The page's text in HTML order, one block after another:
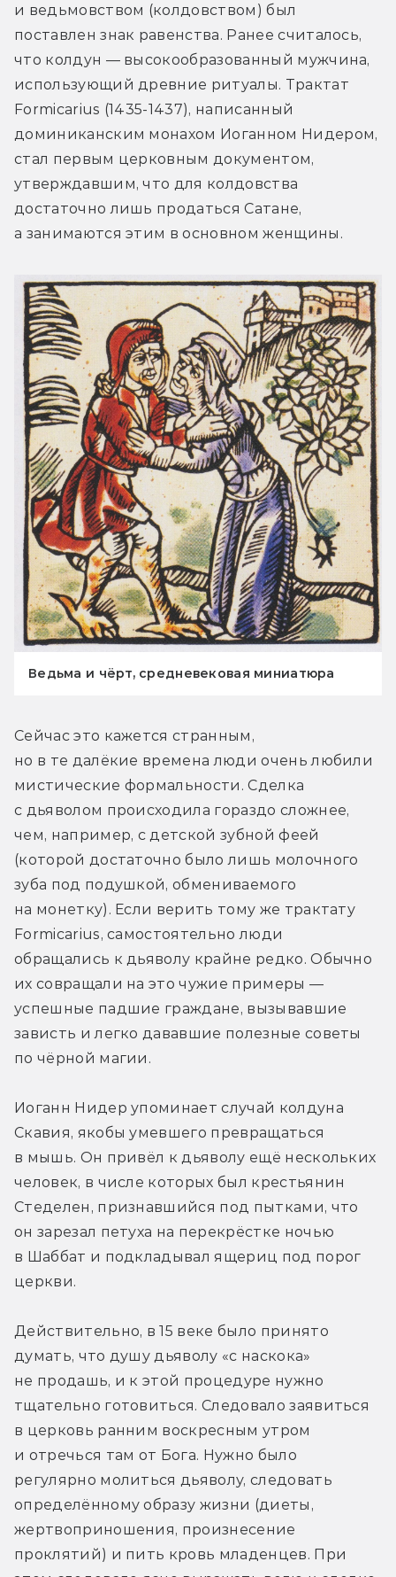
и ведьмовством (колдовством) был
поставлен знак равенства. Ранее считалось,
что колдун — высокообразованный мужчина,
использующий древние ритуалы. Трактат
Formicarius (1435-1437), написанный
доминиканским монахом Иоганном Нидером,
стал первым церковным документом,
утверждавшим, что для колдовства
достаточно лишь продаться Сатане,
а занимаются этим в основном женщины.
Ведьма и чёрт, средневековая миниатюра
Сейчас это кажется странным,
но в те далёкие времена люди очень любили
мистические формальности. Сделка
с дьяволом происходила гораздо сложнее,
чем, например, с детской зубной феей
(которой достаточно было лишь молочного
зуба под подушкой, обмениваемого
на монетку). Если верить тому же трактату
Formicarius, самостоятельно люди
обращались к дьяволу крайне редко. Обычно
их совращали на это чужие примеры —
успешные падшие граждане, вызывавшие
зависть и легко дававшие полезные советы
по чёрной магии.
Иоганн Нидер упоминает случай колдуна
Скавия, якобы умевшего превращаться
в мышь. Он привёл к дьяволу ещё нескольких
человек, в числе которых был крестьянин
Стеделен, признавшийся под пытками, что
он зарезал петуха на перекрёстке ночью
в Шаббат и подкладывал ящериц под порог
церкви.
Действительно, в 15 веке было принято
думать, что душу дьяволу «с наскока»
не продашь, и к этой процедуре нужно
тщательно готовиться. Следовало заявиться
в церковь ранним воскресным утром
и отречься там от Бога. Нужно было
регулярно молиться дьяволу, следовать
определённому образу жизни (диеты,
жертвоприношения, произнесение
проклятий) и пить кровь младенцев. При